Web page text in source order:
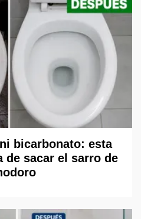
bicarbonato: esta
de sacar el sarro de